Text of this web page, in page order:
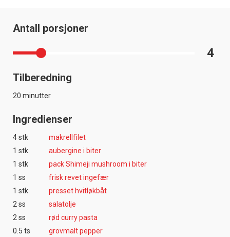
Antall porsjoner
4
Tilberedning
20 minutter
Ingredienser
4 stk
makrellfilet
1 stk
aubergine i biter
1 stk
pack Shimeji mushroom i biter
1 ss
frisk revet ingefær
1 stk
presset hvitløkbåt
2 ss
salatolje
2 ss
rød curry pasta
0.5 ts
grovmalt pepper